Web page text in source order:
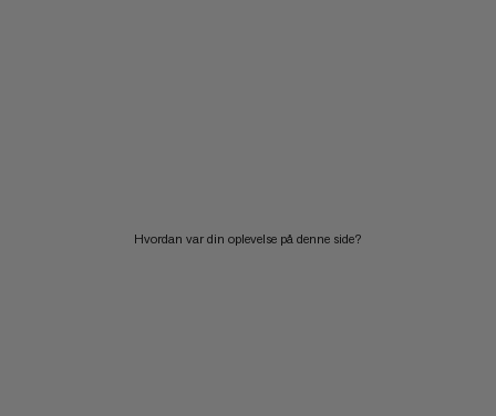
Hvordan var din oplevelse på denne side?